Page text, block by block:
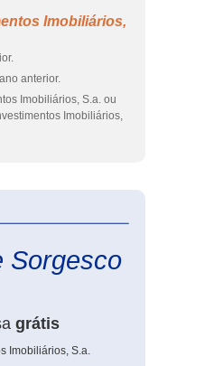
Imobiliários,
anterior.
Imobiliários, S.a. ou
Imobiliários,
Sorgesco
grátis
Imobiliários, S.a.